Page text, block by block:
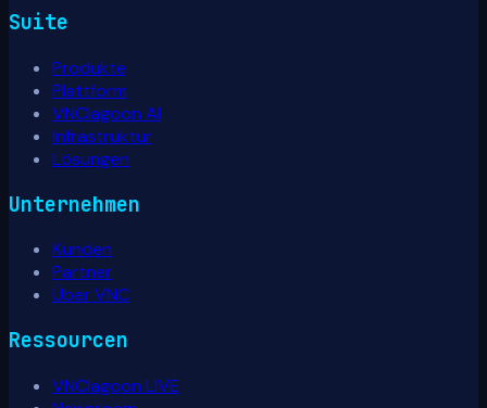
Suite
Produkte
Plattform
VNClagoon AI
Infrastruktur
Lösungen
Unternehmen
Kunden
Partner
Über VNC
Ressourcen
VNClagoon LIVE